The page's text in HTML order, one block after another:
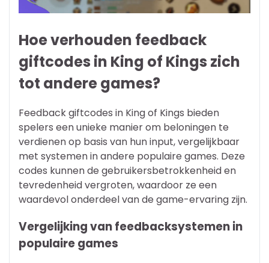
Hoe verhouden feedback
giftcodes in King of Kings zich
tot andere games?
Feedback giftcodes in King of Kings bieden
spelers een unieke manier om beloningen te
verdienen op basis van hun input, vergelijkbaar
met systemen in andere populaire games. Deze
codes kunnen de gebruikersbetrokkenheid en
tevredenheid vergroten, waardoor ze een
waardevol onderdeel van de game-ervaring zijn.
Vergelijking van feedbacksystemen in
populaire games